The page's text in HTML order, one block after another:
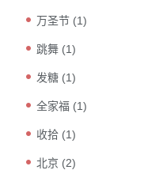
万圣节 (1)
跳舞 (1)
发糖 (1)
全家福 (1)
收拾 (1)
北京 (2)